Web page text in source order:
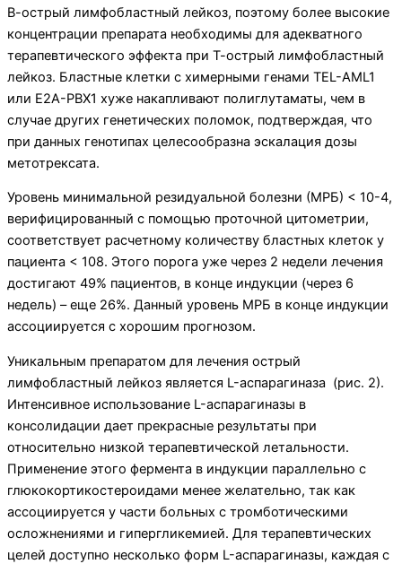
В-острый лимфобластный лейкоз, поэтому более высокие
концентрации препарата необходимы для адекватного
терапевтического эффекта при Т-острый лимфобластный
лейкоз. Бластные клетки с химерными генами TEL-AML1
или E2A-PBX1 хуже накапливают полиглутаматы, чем в
случае других генетических поломок, подтверждая, что
при данных генотипах целесообразна эскалация дозы
метотрексата.
Уровень минимальной резидуальной болезни (МРБ) < 10-4,
верифицированный с помощью проточной цитометрии,
соответствует расчетному количеству бластных клеток у
пациента < 108. Этого порога уже через 2 недели лечения
достигают 49% пациентов, в конце индукции (через 6
недель) – еще 26%. Данный уровень МРБ в конце индукции
ассоциируется с хорошим прогнозом.
Уникальным препаратом для лечения острый
лимфобластный лейкоз является L-аспарагиназа (рис. 2).
Интенсивное использование L-аспарагиназы в
консолидации дает прекрасные результаты при
относительно низкой терапевтической летальности.
Применение этого фермента в индукции параллельно с
глюкокортикостероидами менее желательно, так как
ассоциируется у части больных с тромботическими
осложнениями и гипергликемией. Для терапевтических
целей доступно несколько форм L-аспарагиназы, каждая с